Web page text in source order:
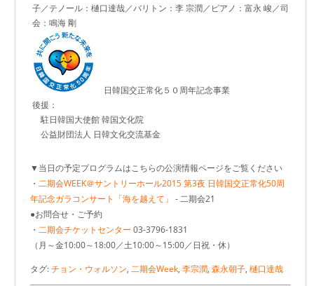
子／テノール：樋口達哉／バリトン：李 宗潤／ピアノ：富永 峻／司
会：鳴海 剛
日韓国交正常化５０周年記念事業
後援：
駐日韓国大使館 韓国文化院
公益財団法人 日韓文化交流基金
▼当日の予定プログラムはこちらの公演情報ページをご覧ください
・ 二期会WEEK＠サントリーホール2015 第3夜 日韓国交正常化50周
年記念ガラコンサート「海を越えて」 - 二期会21
●お問合せ・ご予約
・ 二期会チケットセンター 03-3796-1831
（月～金10:00～18:00／土10:00～15:00／日祝・休）
タグ:チョン・ウォルソン, 二期会Week, 李宗潤, 森永朝子, 樋口達哉